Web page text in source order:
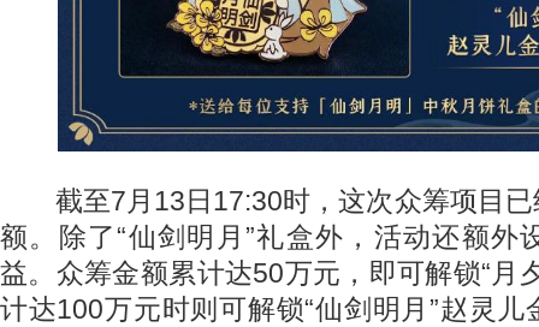
截至7月13日17:30时，这次众筹项目已
额。除了“仙剑明月”礼盒外，活动还额外
益。众筹金额累计达50万元，即可解锁“月
计达100万元时则可解锁“仙剑明月”赵灵